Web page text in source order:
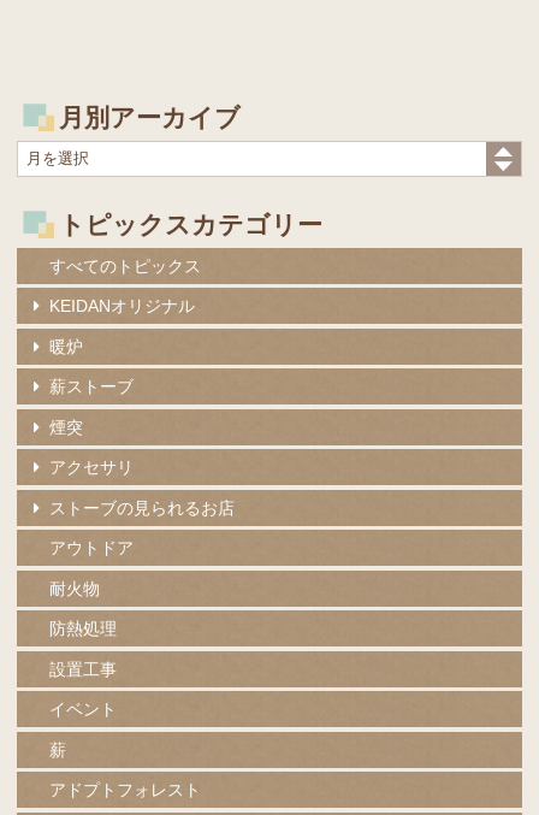
月別アーカイブ
トピックスカテゴリー
すべてのトピックス
KEIDANオリジナル
暖炉
薪ストーブ
煙突
アクセサリ
ストーブの見られるお店
アウトドア
耐火物
防熱処理
設置工事
イベント
薪
アドプトフォレスト